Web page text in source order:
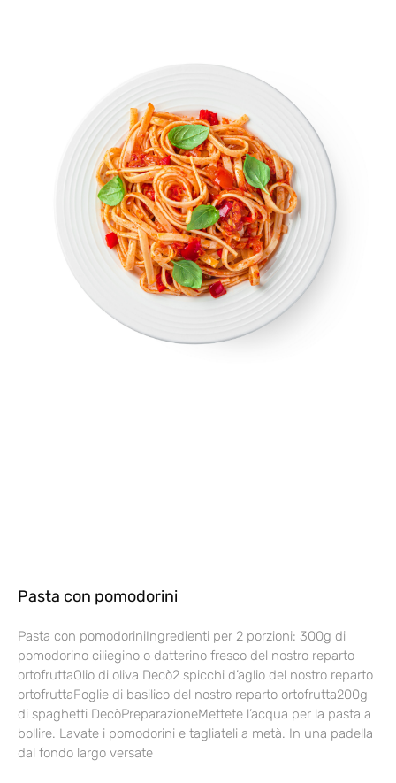
Pasta con pomodorini
Pasta con pomodoriniIngredienti per 2 porzioni: 300g di
pomodorino ciliegino o datterino fresco del nostro reparto
ortofruttaOlio di oliva Decò2 spicchi d’aglio del nostro reparto
ortofruttaFoglie di basilico del nostro reparto ortofrutta200g
di spaghetti DecòPreparazioneMettete l’acqua per la pasta a
bollire. Lavate i pomodorini e tagliateli a metà. In una padella
dal fondo largo versate